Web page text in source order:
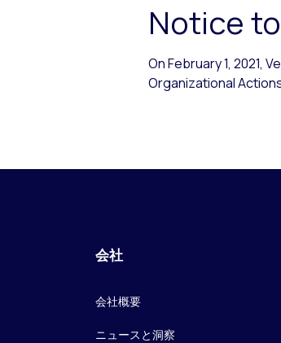
Notice
On February 1, 2021,
Organizational
会社
会社概要
ニュースと洞察